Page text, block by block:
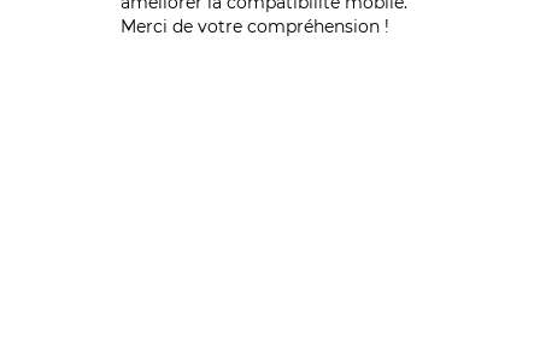
Merci de votre compréhension !